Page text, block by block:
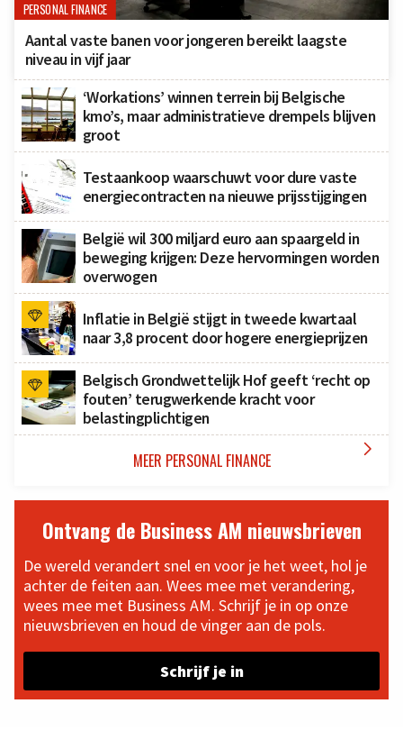
PERSONAL FINANCE
Aantal vaste banen voor jongeren bereikt laagste
niveau in vijf jaar
‘Workations’ winnen terrein bij Belgische
kmo’s, maar administratieve drempels blijven
groot
Testaankoop waarschuwt voor dure vaste
energiecontracten na nieuwe prijsstijgingen
België wil 300 miljard euro aan spaargeld in
beweging krijgen: Deze hervormingen worden
overwogen
Inflatie in België stijgt in tweede kwartaal
naar 3,8 procent door hogere energieprijzen
Belgisch Grondwettelijk Hof geeft ‘recht op
fouten’ terugwerkende kracht voor
belastingplichtigen
MEER PERSONAL FINANCE 
Ontvang de Business AM nieuwsbrieven
De wereld verandert snel en voor je het weet, hol je
achter de feiten aan. Wees mee met verandering,
wees mee met Business AM. Schrijf je in op onze
nieuwsbrieven en houd de vinger aan de pols.
Schrijf je in